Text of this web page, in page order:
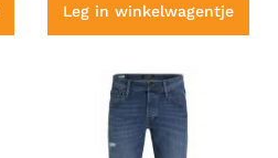
Leg in winkelwagentje